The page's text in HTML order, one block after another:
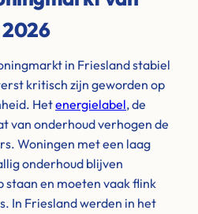
in Friesland stabiel
kritisch zijn geworden op
Hetenergielabel, de
van onderhoud verhogen de
Woningen met een laag
onderhoud blijven
staan en moeten vaak flink
In Friesland werden in het